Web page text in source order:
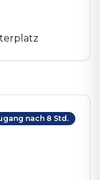
nach 8 Std.